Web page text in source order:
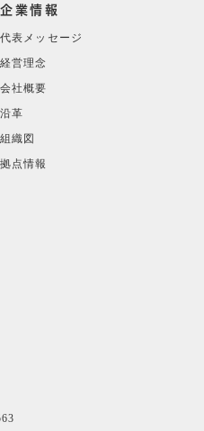
企業情報
代表メッセージ
経営理念
会社概要
沿革
組織図
拠点情報